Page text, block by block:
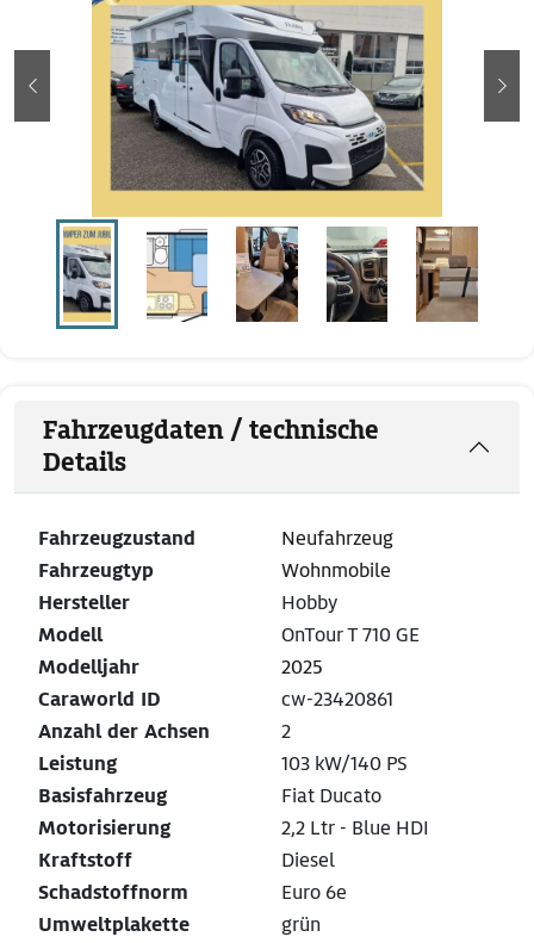
zurück
Fahrzeugdaten / technische
Details
Fahrzeugzustand
Neufahrzeug
Fahrzeugtyp
Wohnmobile
Hersteller
Hobby
Modell
OnTour T 710 GE
Modelljahr
2025
Caraworld ID
cw-23420861
Anzahl der Achsen
2
Leistung
103 kW/140 PS
Basisfahrzeug
Fiat Ducato
Motorisierung
2,2 Ltr - Blue HDI
Kraftstoff
Diesel
Schadstoffnorm
Euro 6e
Umweltplakette
grün